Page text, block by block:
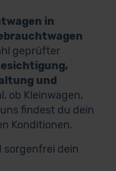
in
geprüfter
und
ob Kleinwagen,
findest du dein
Konditionen.
sorgenfrei dein